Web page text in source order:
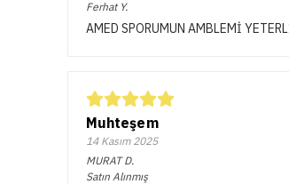
Ferhat Y.
AMED SPORUMUN AMBLEMİ
Muhteşem
14 Kasım 2025
MURAT D.
Satın Alınmış